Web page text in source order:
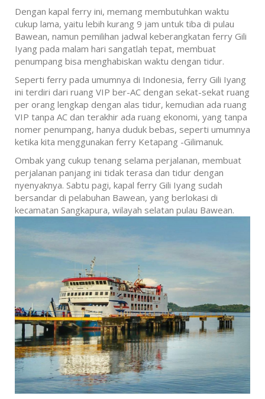
Dengan kapal ferry ini, memang membutuhkan waktu
cukup lama, yaitu lebih kurang 9 jam untuk tiba di pulau
Bawean, namun pemilihan jadwal keberangkatan ferry Gili
Iyang pada malam hari sangatlah tepat, membuat
penumpang bisa menghabiskan waktu dengan tidur.
Seperti ferry pada umumnya di Indonesia, ferry Gili Iyang
ini terdiri dari ruang VIP ber-AC dengan sekat-sekat ruang
per orang lengkap dengan alas tidur, kemudian ada ruang
VIP tanpa AC dan terakhir ada ruang ekonomi, yang tanpa
nomer penumpang, hanya duduk bebas, seperti umumnya
ketika kita menggunakan ferry Ketapang -Gilimanuk.
Ombak yang cukup tenang selama perjalanan, membuat
perjalanan panjang ini tidak terasa dan tidur dengan
nyenyaknya. Sabtu pagi, kapal ferry Gili Iyang sudah
bersandar di pelabuhan Bawean, yang berlokasi di
kecamatan Sangkapura, wilayah selatan pulau Bawean.